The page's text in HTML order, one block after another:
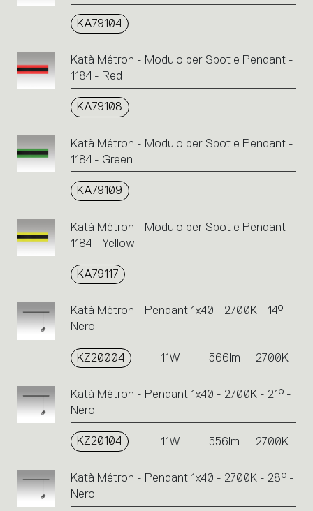
KA79104
Katà Métron - Modulo per Spot e Pendant -
1184 - Red
KA79108
Katà Métron - Modulo per Spot e Pendant -
1184 - Green
KA79109
Katà Métron - Modulo per Spot e Pendant -
1184 - Yellow
KA79117
Katà Métron - Pendant 1x40 - 2700K - 14° -
Nero
KZ20004 11W 566lm 2700K
Katà Métron - Pendant 1x40 - 2700K - 21° -
Nero
KZ20104 11W 556lm 2700K
Katà Métron - Pendant 1x40 - 2700K - 28° -
Nero